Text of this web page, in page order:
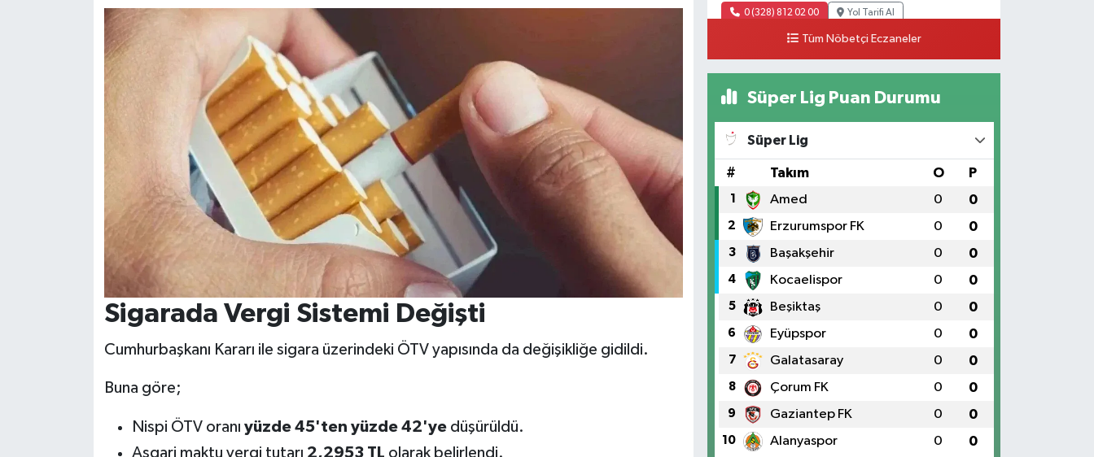
Sigarada Vergi Sistemi Değişti
Cumhurbaşkanı Kararı ile sigara üzerindeki ÖTV yapısında da değişikliğe gidildi.
Buna göre;
Nispi ÖTV oranı yüzde 45'ten yüzde 42'yedüşürüldü.
Asgari maktu vergi tutarı 2,2953 TL olarak belirlendi.
0 (328) 812 02 00 Yol Tarifi Al
Tüm Nöbetçi Eczaneler
Süper Lig Puan Durumu
Süper Lig
# Takım O P
1 Amed 0 0
2 Erzurumspor FK 0 0
3 Başakşehir 0 0
4 Kocaelispor 0 0
5 Beşiktaş 0 0
6 Eyüpspor 0 0
7 Galatasaray 0 0
8 Çorum FK 0 0
9 Gaziantep FK 0 0
10 Alanyaspor 0 0